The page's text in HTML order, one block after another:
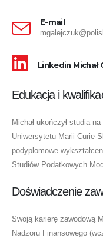
E-mail
Linkedin Michał
Edukacja i
Michał ukończył studia
Uniwersytetu Marii Curie-
podyplomowe
Studiów Podatkowych
Doświadczenie
Swoją karierę zawodową
Nadzoru Finansowego